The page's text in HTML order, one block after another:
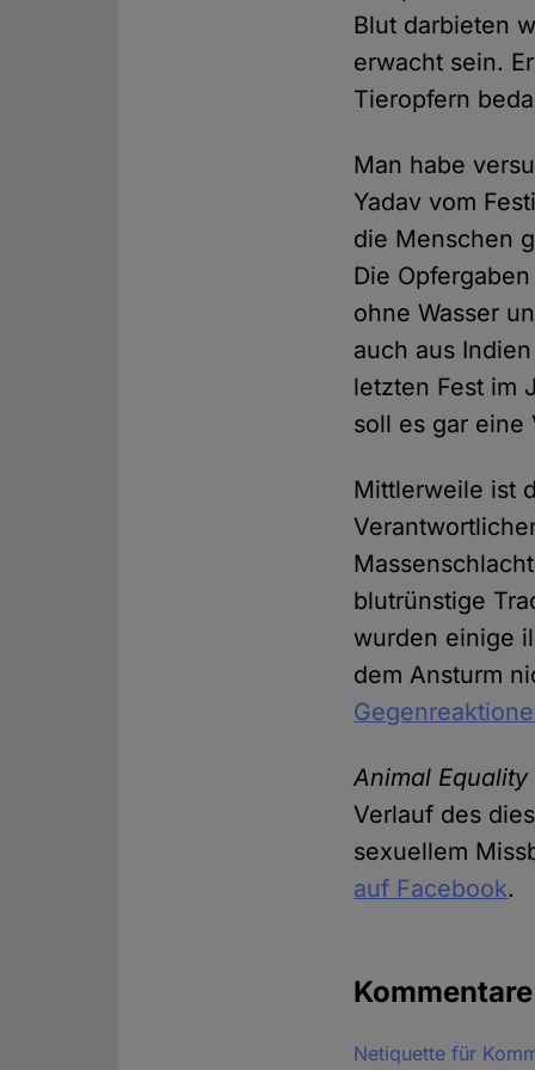
Blut darbieten
erwacht sein.
Tieropfern
Man habe
Yadav vom
die Menschen
Die
ohne Wasser
auch aus
letzten Fest im
soll es gar eine
Mittlerweile ist
blutrünstige
wurden einige
dem Ansturm
Animal Equality
Verlauf des
sexuellem
auf Facebook.
Kommentare
Netiquette für